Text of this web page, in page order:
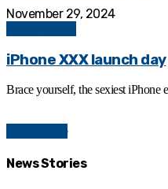
November 29, 2024
iPhone XXX launch day
Brace yourself, the sexiest iPhone
NewsStories